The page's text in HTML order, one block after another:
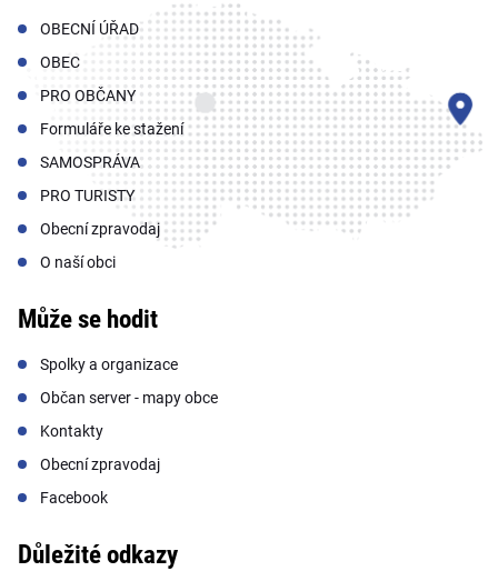
OBECNÍ ÚŘAD
OBEC
PRO OBČANY
Formuláře ke stažení
SAMOSPRÁVA
PRO TURISTY
Obecní zpravodaj
O naší obci
Může se hodit
Spolky a organizace
Občan server - mapy obce
Kontakty
Obecní zpravodaj
Facebook
Důležité odkazy